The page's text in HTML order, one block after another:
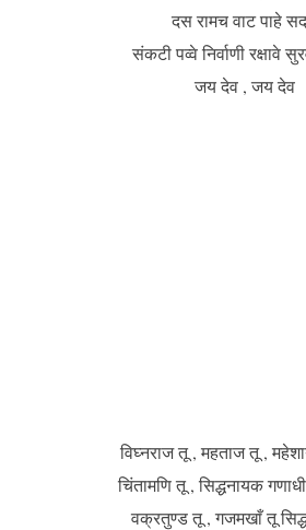
दस रामच वाट पाहे
संकटी पव्वे निर्वाणी रक्षावे
जय देव , जय देव
विघ्नराज तू , महताज तू ,
चिंतामणि तू , सिद्धनायक
वक्रतुण्ड तू , गजमखाँ तू